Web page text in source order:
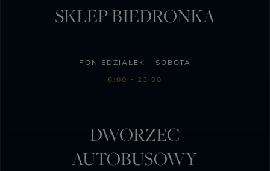
SKLEP BIEDRONKA
PONIEDZIAŁEK - SOBOTA
6:00 - 23:00
DWORZEC
AUTOBUSOWY